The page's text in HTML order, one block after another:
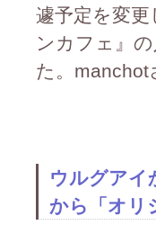
遽予定を変
ンカフェ』
た。
ウルグアイ
から「オリ